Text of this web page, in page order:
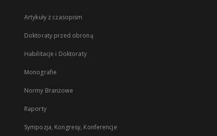
Artykuły z czasopism
Doktoraty przed obroną
Habilitacje i Doktoraty
Monografie
Normy Branżowe
Raporty
Sympozja, Kongresy, Konferencje